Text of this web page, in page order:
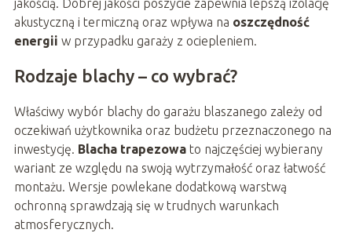
jakością. Dobrej jakości poszycie zapewnia lepszą izolację
akustyczną i termiczną oraz wpływa na oszczędność
energii w przypadku garaży z ociepleniem.
Rodzaje blachy – co wybrać?
Właściwy wybór blachy do garażu blaszanego zależy od
oczekiwań użytkownika oraz budżetu przeznaczonego na
inwestycję. Blacha trapezowato najczęściej wybierany
wariant ze względu na swoją wytrzymałość oraz łatwość
montażu. Wersje powlekane dodatkową warstwą
ochronną sprawdzają się w trudnych warunkach
atmosferycznych.